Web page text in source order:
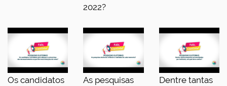
2022?
Os candidatos
As pesquisas
Dentre tantas